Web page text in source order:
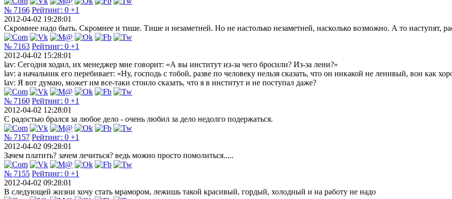
№ 7166 Рейтинг: 0 +1
2012-04-02 19:28:01
Скромнее надо быть. Скромнее и тише. Тише и незаметней. Но не настолько незаметней, насколько возможно. А то наступят,
№ 7163 Рейтинг: 0 +1
2012-04-02 15:28:01
lav: Сегодня ходил, их менеджер мне говорит: «А вы институт из-за чего бросили? Из-за лени?»
lav: а начальник его перебивает: «Ну, господь с тобой, разве по человеку нельзя сказать, что он никакой не ленивый, вон как
lav: Я вот думаю, может им все-таки стоило сказать, что я в институт и не поступал даже?
№ 7160 Рейтинг: 0 +1
2012-04-02 12:28:01
С радостью брался за любое дело - очень любил за дело недолго подержаться.
№ 7157 Рейтинг: 0 +1
2012-04-02 09:28:01
Зачем платить? зачем лечиться? ведь можно просто помолиться.....
№ 7155 Рейтинг: 0 +1
2012-04-02 09:28:01
В следующей жизни хочу стать мрамором, лежишь такой красивый, гордый, холодный и на работу не надо